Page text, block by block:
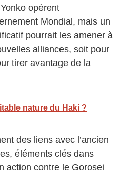
opèrent
Mondial, mais un
pourrait les amener à
alliances, soit pour
tirer avantage de la
nature du Haki ?
des liens avec l’ancien
éléments clés dans
action contre le Gorosei